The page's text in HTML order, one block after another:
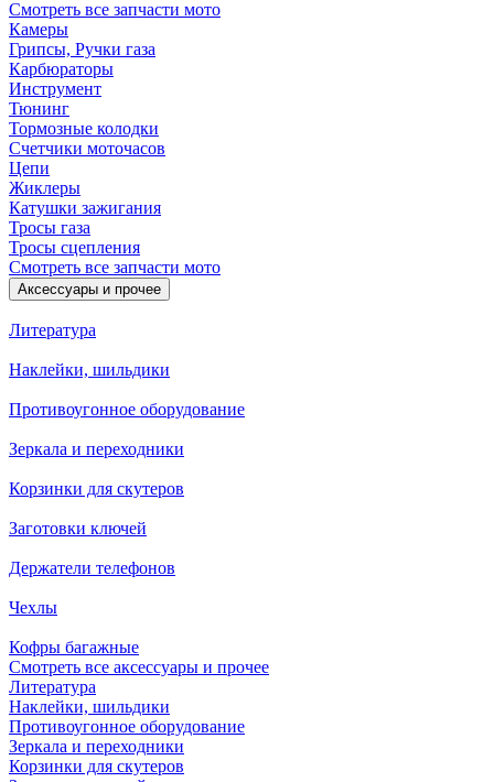
Смотреть все запчасти мото
Камеры
Грипсы, Ручки газа
Карбюраторы
Инструмент
Тюнинг
Тормозные колодки
Счетчики моточасов
Цепи
Жиклеры
Катушки зажигания
Тросы газа
Тросы сцепления
Смотреть все запчасти мото
Аксессуары и прочее
Литература
Наклейки, шильдики
Противоугонное оборудование
Зеркала и переходники
Корзинки для скутеров
Заготовки ключей
Держатели телефонов
Чехлы
Кофры багажные
Смотреть все аксессуары и прочее
Литература
Наклейки, шильдики
Противоугонное оборудование
Зеркала и переходники
Корзинки для скутеров